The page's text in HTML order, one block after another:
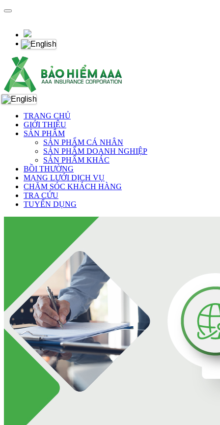
TRANG CHỦ
GIỚI THIỆU
SẢN PHẨM
SẢN PHẨM CÁ NHÂN
SẢN PHẨM DOANH NGHIỆP
SẢN PHẨM KHÁC
BỒI THƯỜNG
MẠNG LƯỚI DỊCH VỤ
CHĂM SÓC KHÁCH HÀNG
TRA CỨU
TUYỂN DỤNG